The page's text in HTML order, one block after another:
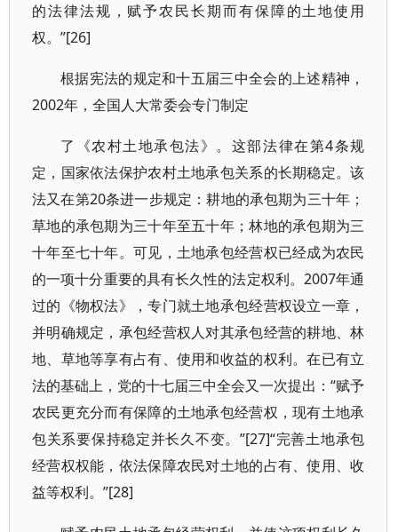
的法律法规，赋予农民长期而有保障的土地使用
权。”[26]
根据宪法的规定和十五届三中全会的上述精神，
2002年，全国人大常委会专门制定
了《农村土地承包法》。这部法律在第4条规
定，国家依法保护农村土地承包关系的长期稳定。该
法又在第20条进一步规定：耕地的承包期为三十年；
草地的承包期为三十年至五十年；林地的承包期为三
十年至七十年。可见，土地承包经营权已经成为农民
的一项十分重要的具有长久性的法定权利。2007年通
过的《物权法》，专门就土地承包经营权设立一章，
并明确规定，承包经营权人对其承包经营的耕地、林
地、草地等享有占有、使用和收益的权利。在已有立
法的基础上，党的十七届三中全会又一次提出：“赋予
农民更充分而有保障的土地承包经营权，现有土地承
包关系要保持稳定并长久不变。”[27]“完善土地承包
经营权权能，依法保障农民对土地的占有、使用、收
益等权利。”[28]